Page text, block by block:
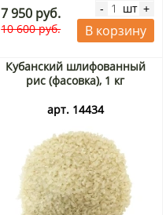
7 950 руб.
10 600 руб.
- шт +
В корзину
Кубанский шлифованный
рис (фасовка), 1 кг
арт. 14434